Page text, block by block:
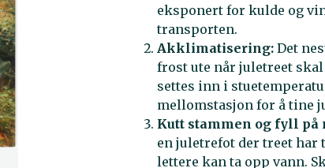
eksponert for kulde og
transporten.
Akklimatisering:Det
frost ute når juletreet
settes inn i
mellomstasjon for å tine
Kutt stammen og fyll på
en juletrefot der treet har
lettere kan ta opp vann.